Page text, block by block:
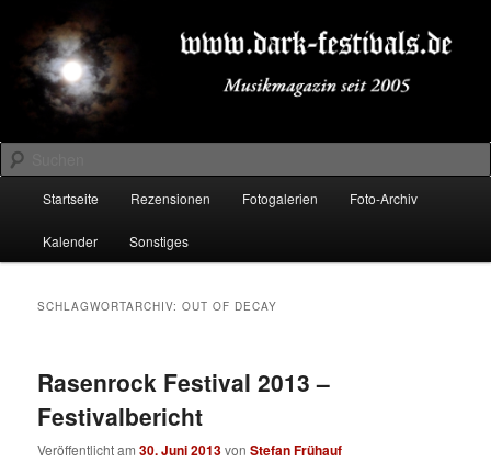
primären
Inhalt
springen
sekundären
Inhalt
springenDARK-FESTIVALS.DE
Suchen
Startseite Rezensionen Fotogalerien Foto-Archiv
Kalender Sonstiges
SCHLAGWORTARCHIV:OUT OF DECAY
Rasenrock Festival 2013 –
Festivalbericht
Veröffentlicht am30. Juni 2013vonStefan Frühauf